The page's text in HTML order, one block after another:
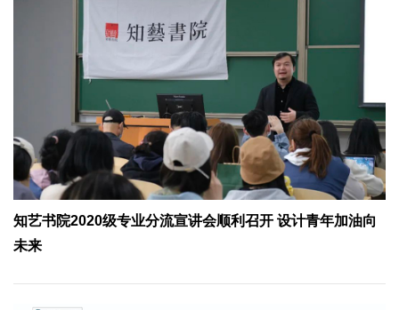
知艺书院2020级专业分流宣讲会顺利召开 设计青年加油向
未来